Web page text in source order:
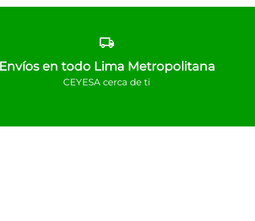
Envíos en todo Lima Metropolitana
CEYESA cerca de ti